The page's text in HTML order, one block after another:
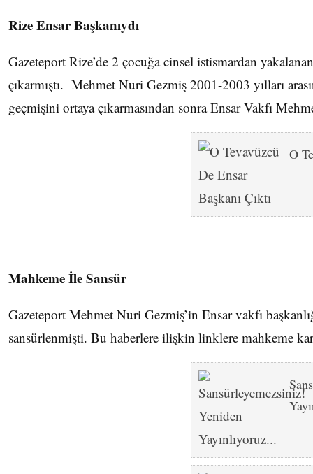
Rize Ensar Başkanıydı
Gazeteport Rize’de 2 çocuğa cinsel istismardan
çıkarmıştı. Mehmet Nuri Gezmiş 2001-2003 yılları
geçmişini ortaya çıkarmasından sonra Ensar Vakfı
O
Mahkeme İle Sansür
Gazeteport Mehmet Nuri Gezmiş’in Ensar vakfı
sansürlenmişti. Bu haberlere ilişkin linklere mahkeme